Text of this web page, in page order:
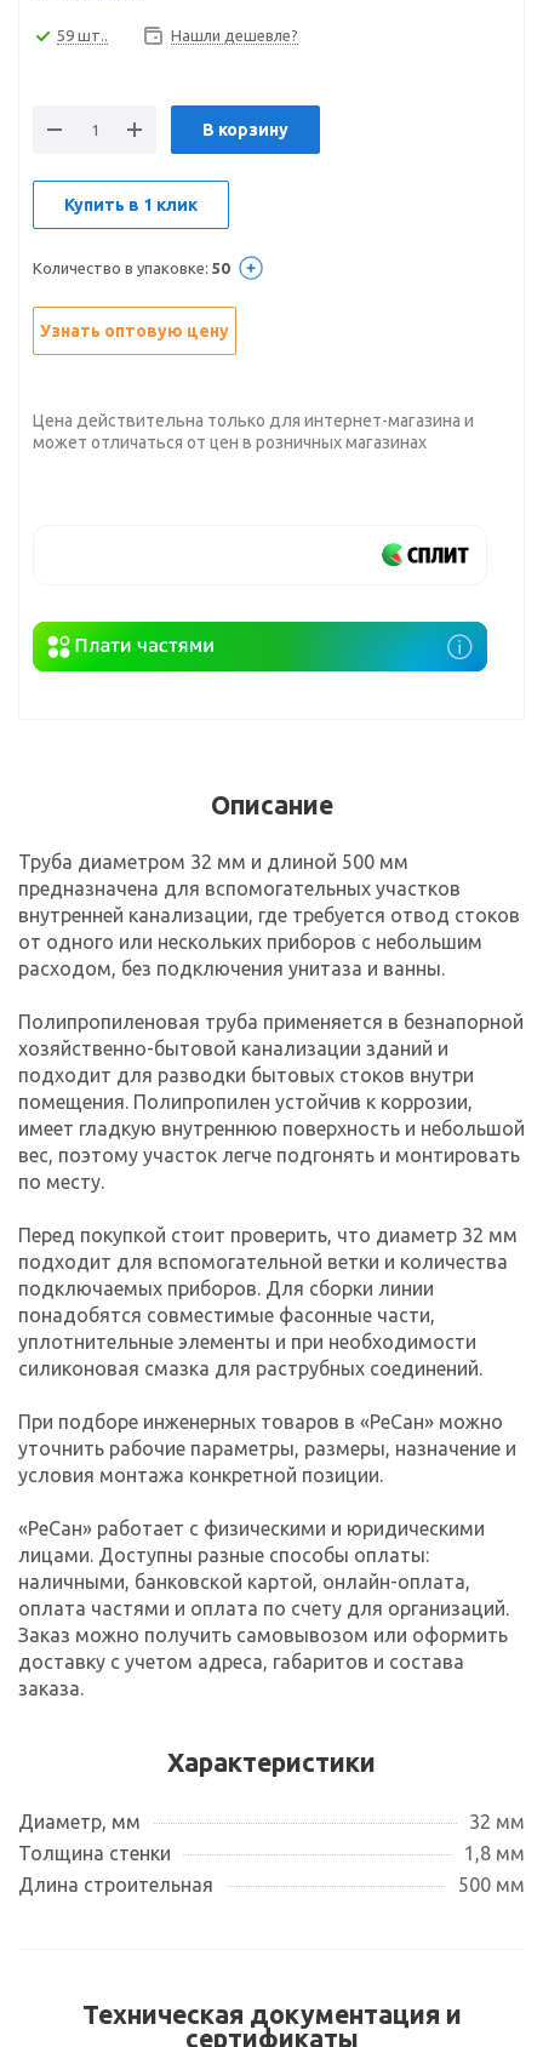
59 шт.. Нашли дешевле?
В корзину
Купить в 1 клик
Количество в упаковке: 50
Узнать оптовую цену
Цена действительна только для интернет-магазина и
может отличаться от цен в розничных магазинах
Описание
Труба диаметром 32 мм и длиной 500 мм
предназначена для вспомогательных участков
внутренней канализации, где требуется отвод стоков
от одного или нескольких приборов с небольшим
расходом, без подключения унитаза и ванны.
Полипропиленовая труба применяется в безнапорной
хозяйственно-бытовой канализации зданий и
подходит для разводки бытовых стоков внутри
помещения. Полипропилен устойчив к коррозии,
имеет гладкую внутреннюю поверхность и небольшой
вес, поэтому участок легче подгонять и монтировать
по месту.
Перед покупкой стоит проверить, что диаметр 32 мм
подходит для вспомогательной ветки и количества
подключаемых приборов. Для сборки линии
понадобятся совместимые фасонные части,
уплотнительные элементы и при необходимости
силиконовая смазка для раструбных соединений.
При подборе инженерных товаров в «РеСан» можно
уточнить рабочие параметры, размеры, назначение и
условия монтажа конкретной позиции.
«РеСан» работает с физическими и юридическими
лицами. Доступны разные способы оплаты:
наличными, банковской картой, онлайн-оплата,
оплата частями и оплата по счету для организаций.
Заказ можно получить самовывозом или оформить
доставку с учетом адреса, габаритов и состава
заказа.
Характеристики
Диаметр, мм
32 мм
Толщина стенки
1,8 мм
Длина строительная
500 мм
Техническая документация и
сертификаты